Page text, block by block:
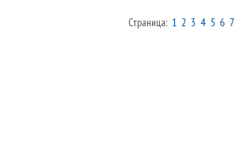
Страница: 1 2 3 4 5 6 7